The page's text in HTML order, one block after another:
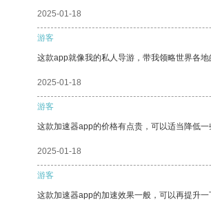
2025-01-18
游客
这款app就像我的私人导游，带我领略世界各地
2025-01-18
游客
这款加速器app的价格有点贵，可以适当降低一
2025-01-18
游客
这款加速器app的加速效果一般，可以再提升一